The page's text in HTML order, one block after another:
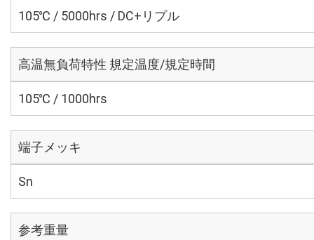
105℃ / 5000hrs / DC+リプル
高温無負荷特性 規定温度/規定時間
105℃ / 1000hrs
端子メッキ
Sn
参考重量